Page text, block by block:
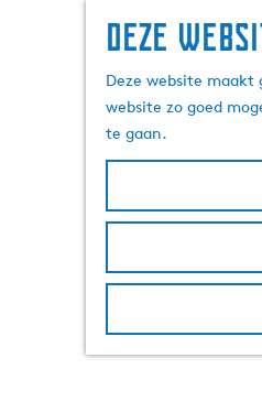
Deze
Deze website
website zo goed
te gaan.